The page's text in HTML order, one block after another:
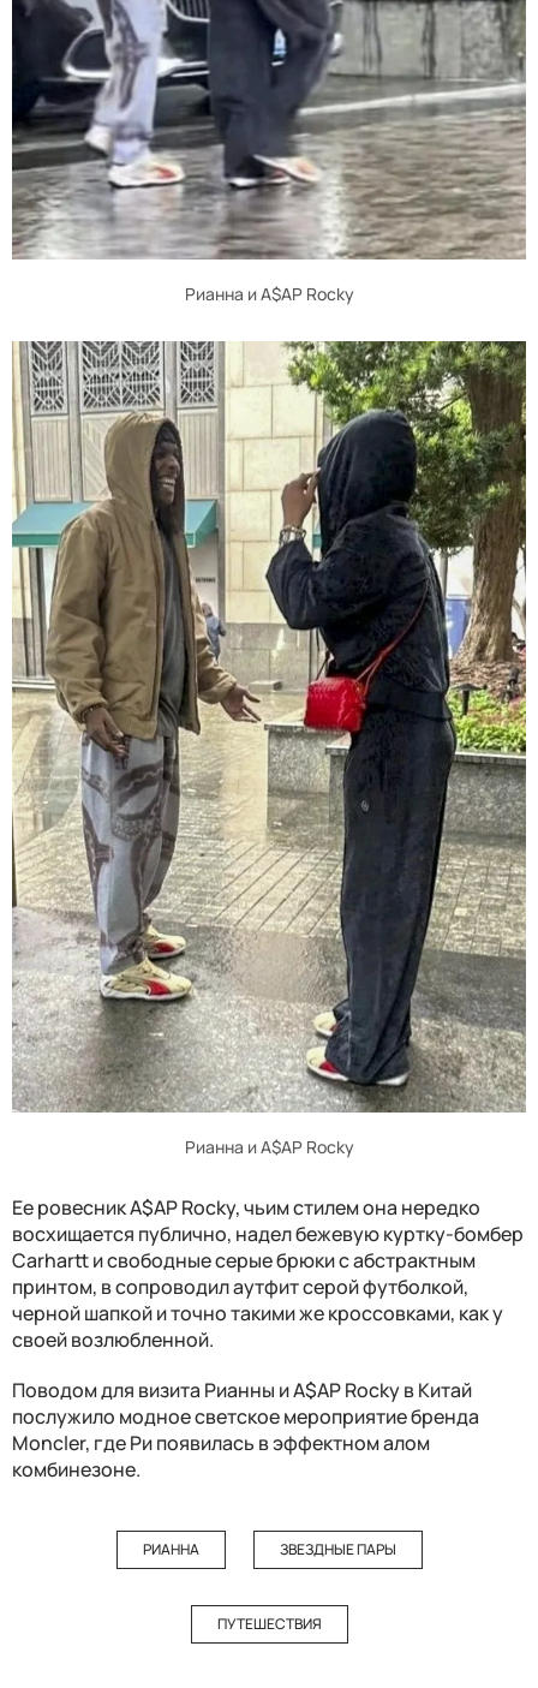
Рианна и A$AP Rocky
Рианна и A$AP Rocky
Ее ровесник A$AP Rocky, чьим стилем она нередко
восхищается публично, надел бежевую куртку-бомбер
Carhartt и свободные серые брюки с абстрактным
принтом, в сопроводил аутфит серой футболкой,
черной шапкой и точно такими же кроссовками, как у
своей возлюбленной.
Поводом для визита Рианны и A$AP Rocky в Китай
послужило модное светское мероприятие бренда
Moncler, где Ри появилась в эффектном алом
комбинезоне.
РИАННА ЗВЕЗДНЫЕ ПАРЫ
ПУТЕШЕСТВИЯ